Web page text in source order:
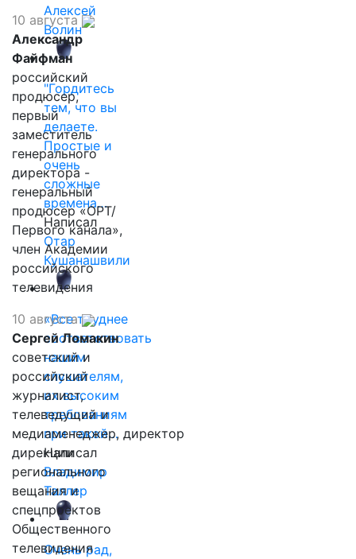
Алексей
Волин
"Гордитесь
тем, что вы
делаете.
Простые и
очень
сложные
времена…
Написал
Отар
Кушанашвили
«Все труднее
соответствовать
нашим
слушателям,
их высоким
требованиям
при такой…
Написал
Владимир
Таллер
Очень рад,
10 августа
Александр
Файфман
российский
продюсер,
первый
заместитель
генерального
директора -
генеральный
продюсер «ОРТ/
Первого канала»,
член Академии
российского
телевидения
10 августа
Сергей Ломакин
советский и
российский
журналист,
телеведущий и
медиаменеджер, директор
дирекции
регионального
вещания и
спецпроектов
Общественного
телевидения